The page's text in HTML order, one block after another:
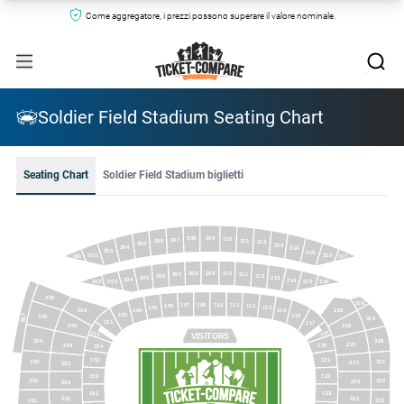
Come aggregatore, i prezzi possono superare il valore nominale.
Soldier Field Stadium Seating Chart
Seating Chart Soldier Field Stadium biglietti
VISITORS
101
103
104 105 106 107 108 110 111 112 113
114
115
117
119
120
121
122
123
151
152
153
154
155
202 203 204 205 206 207 208 209 210 211 212 213 214 215 216
218
219
220
221
222
223
251
252
253
254
255
256
301 302
303
304 305 306 307 308 309 310 311 312 313
314
315 316 317
318
319
320
321
322
323
351
352
353
354
355
356
357